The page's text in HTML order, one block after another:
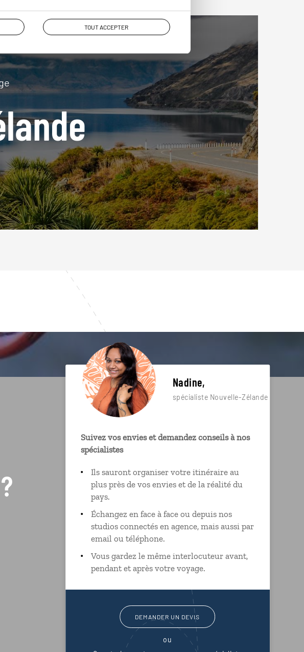
TOUT ACCEPTER
Nadine,
spécialiste Nouvelle-Zélande
Suivez vos envies et demandez conseils à nos
spécialistes
Ils sauront organiser votre itinéraire au
plus près de vos envies et de la réalité du
pays.
Échangez en face à face ou depuis nos
studios connectés en agence, mais aussi par
email ou téléphone.
Vous gardez le même interlocuteur avant,
pendant et après votre voyage.
DEMANDER UN DEVIS
ou